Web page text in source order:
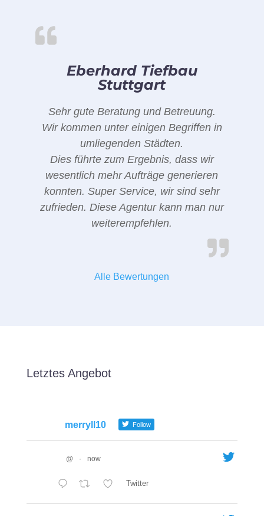
Eberhard Tiefbau
Stuttgart
Sehr gute Beratung und Betreuung.
Wir kommen unter einigen Begriffen in
umliegenden Städten.
Dies führte zum Ergebnis, dass wir
wesentlich mehr Aufträge generieren
konnten. Super Service, wir sind sehr
zufrieden. Diese Agentur kann man nur
weiterempfehlen.
Alle Bewertungen
Letztes Angebot
merryll10 Follow
@ · now
Twitter